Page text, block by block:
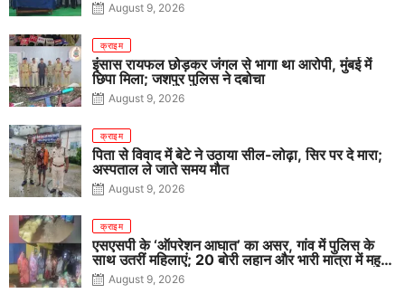
August 9, 2026
क्राइम
इंसास रायफल छोड़कर जंगल से भागा था आरोपी, मुंबई में
छिपा मिला; जशपुर पुलिस ने दबोचा
August 9, 2026
क्राइम
पिता से विवाद में बेटे ने उठाया सील-लोढ़ा, सिर पर दे मारा;
अस्पताल ले जाते समय मौत
August 9, 2026
क्राइम
एसएसपी के ‘ऑपरेशन आघात’ का असर, गांव में पुलिस के
साथ उतरीं महिलाएं; 20 बोरी लहान और भारी मात्रा में महुआ
पास नष्ट
August 9, 2026